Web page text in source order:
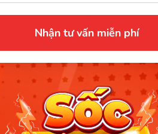
Nhận tư vấn miễn phí
tùy độ tuổi của bé.
mẹ đem gọt vỏ, rửa sạch
khúc vừa ăn. Sau đó, mẹ
luộc chín sau đó xay nhuyễn
nóng.
đem rửa sạch, bóc lớp vỏ
đen rồi xay nhuyễn bằng máy
đó mẹ cho dầu ăn vào phi
xào chín tôm với gia vị của